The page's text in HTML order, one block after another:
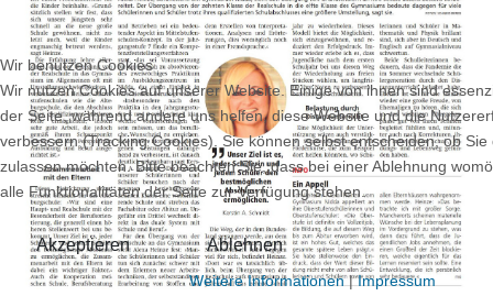
Wir benutzen Cookies
Wir nutzen Cookies auf unserer Website. Einige von ihnen sind
der Seite, während andere uns helfen, diese Website und die
verbessern (Tracking Cookies). Sie können selbst entscheiden, ob Sie
zulassen möchten. Bitte beachten Sie, dass bei einer Ablehnung
alle Funktionalitäten der Seite zur Verfügung stehen.
Akzeptieren Ablehnen
Weitere Informationen|Impressum